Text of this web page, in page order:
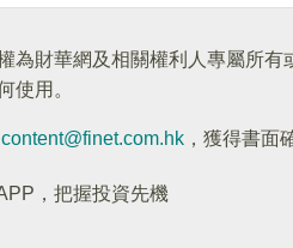
為財華網及相關權利人專屬所有
使用。
content@finet.com.hk ，獲得書面
，把握投資先機